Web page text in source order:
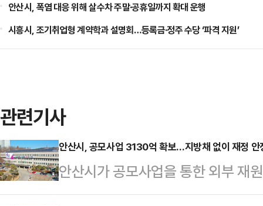
안산시, 폭염 대응 위해 살수차 주말·공휴일까지 확대 운행
시흥시, 조기취업형 계약학과 설명회…등록금·정주 수당 ‘파격 지원’
관련기사
안산시, 공모사업 3130억 확보…지방채 없이 재정 안
안산시가 공모사업을 통한 외부 재
운영을 이어가고 있다.안산시는